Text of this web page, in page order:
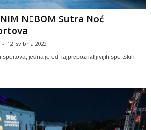
NEBOM Sutra Noć
- 12. svibnja 2022
sportova, jedna je od najprepoznatljivijih sportskih